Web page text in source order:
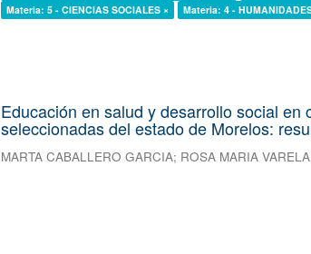
Materia: 5 - CIENCIAS SOCIALES ×
Materia: 4 -
Educación en salud y desarrollo social en
seleccionadas del estado de Morelos:
MARTA CABALLERO GARCIA; ROSA MARIA